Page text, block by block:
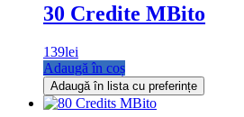
30 Credite MBito
139lei
Adaugă în coș
Adaugă în lista cu preferințe